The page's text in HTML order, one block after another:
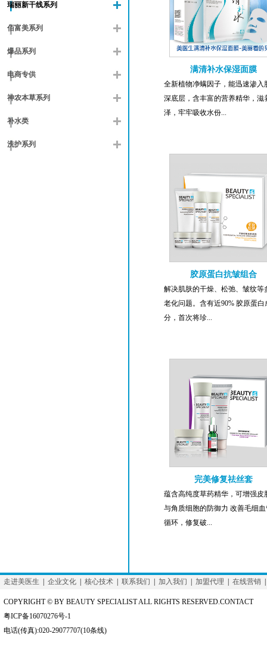
瑞丽新干线系列
佰富美系列
爆品系列
电商专供
神农本草系列
补水类
洗护系列
满清补水保湿面膜
全新植物净螨因子，能迅速渗入
深底层，含丰富的营养精华，滋
泽，牢牢吸收水份...
胶原蛋白抗皱组合
解决肌肤的干燥、松弛、皱纹等
老化问题。含有近90% 胶原蛋白
分，首次将珍...
完美修复祛丝套
蕴含高纯度草药精华，可增强皮
与角质细胞的防御力 改善毛细
循环，修复破...
走进美医生 企业文化 核心技术 联系我们 加入我们 加盟代理 在线营销
COPYRIGHT © BY BEAUTY SPECIALIST ALL RIGHTS RESERVED.CONTACT
粤ICP备16070276号-1
电话(传真):020-29077707(10条线)